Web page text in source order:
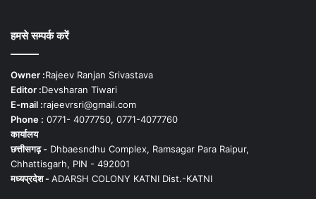
हमसे सम्पर्क करें
Owner :Rajeev Ranjan Srivastava
Editor :Devsharan Tiwari
E-mail :rajeevrsri@gmail.com
Phone : 0771- 4077750, 0771-4077760
कार्यालय
छत्तीसगढ़ - Dhbaesndhu Complex, Ramsagar Para Raipur,
Chhattisgarh, PIN - 492001
मध्यप्रदेश -ADARSH COLONY KATNI Dist.-KATNI